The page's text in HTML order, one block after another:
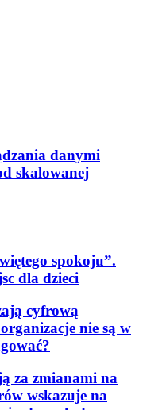
danymi
skalowanej
spokoju”.
dla dzieci
cyfrową
nie są w
za zmianami na
wskazuje na